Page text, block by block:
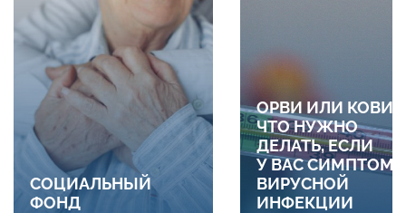
СОЦИАЛЬНЫЙ
ФОНД
ОРВИ ИЛИ
ЧТО НУЖНО
ДЕЛАТЬ, ЕСЛИ
У ВАС
ВИРУСНОЙ
ИНФЕКЦИИ